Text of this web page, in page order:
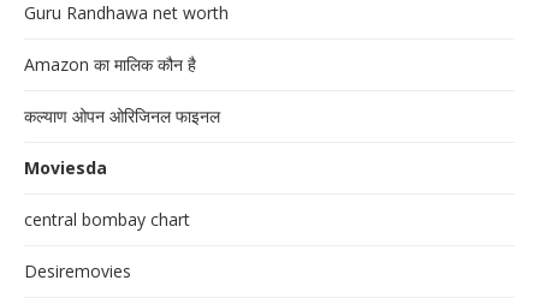
Guru Randhawa net worth
Amazon का मालिक कौन है
कल्याण ओपन ओरिजिनल फाइनल
Moviesda
central bombay chart
Desiremovies